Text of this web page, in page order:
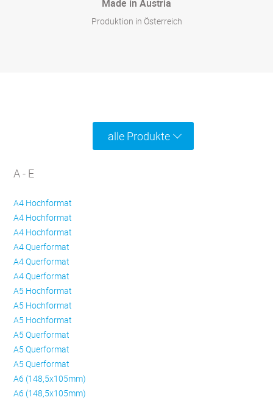
Made in Austria
Produktion in Österreich
alle Produkte
A - E
A4 Hochformat
A4 Hochformat
A4 Hochformat
A4 Querformat
A4 Querformat
A4 Querformat
A5 Hochformat
A5 Hochformat
A5 Hochformat
A5 Querformat
A5 Querformat
A5 Querformat
A6 (148,5x105mm)
A6 (148,5x105mm)